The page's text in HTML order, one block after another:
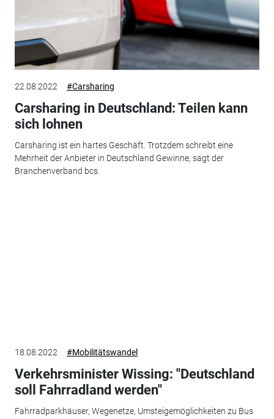
22.08.2022 #Carsharing
Carsharing in Deutschland: Teilen kann
sich lohnen
Carsharing ist ein hartes Geschäft. Trotzdem schreibt eine
Mehrheit der Anbieter in Deutschland Gewinne, sagt der
Branchenverband bcs.
18.08.2022 #Mobilitätswandel
Verkehrsminister Wissing: "Deutschland
soll Fahrradland werden"
Fahrradparkhäuser, Wegenetze, Umsteigemöglichkeiten zu Bus